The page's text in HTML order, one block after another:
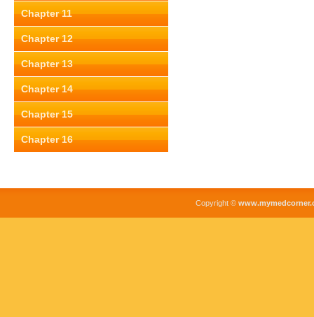
Chapter 11
Chapter 12
Chapter 13
Chapter 14
Chapter 15
Chapter 16
Copyright ©